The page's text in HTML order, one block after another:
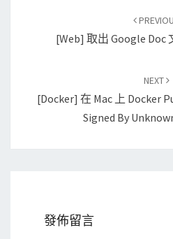
[Web] 取出 Google Doc
NEXT
[Docker] 在 Mac 上 Docker
Signed By
發佈留言